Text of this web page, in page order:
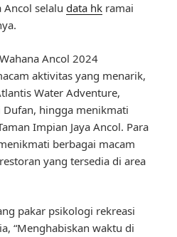
selalu data hk ramai
Ancol 2024
aktivitas yang menarik,
Water Adventure,
hingga menikmati
Impian Jaya Ancol. Para
berbagai macam
yang tersedia di area
pakar psikologi rekreasi
“Menghabiskan waktu di